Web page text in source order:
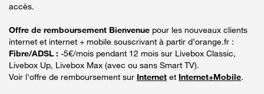
accès.
Offre de remboursement Bienvenue pour les nouveaux clients
internet et internet + mobile souscrivant à partir d’orange.fr :
Fibre/ADSL : -5€/mois pendant 12 mois sur Livebox Classic,
Livebox Up, Livebox Max (avec ou sans Smart TV).
Voir l'offre de remboursement sur Internet et Internet+Mobile.